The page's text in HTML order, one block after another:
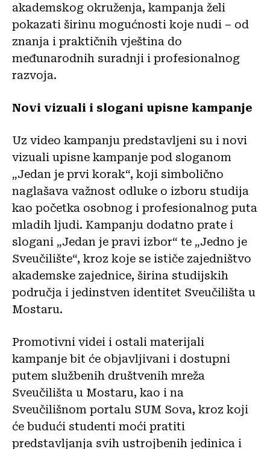
akademskog okruženja, kampanja želi
pokazati širinu mogućnosti koje nudi – od
znanja i praktičnih vještina do
međunarodnih suradnji i profesionalnog
razvoja.
Novi vizuali i slogani upisne kampanje
Uz video kampanju predstavljeni su i novi
vizuali upisne kampanje pod sloganom
„Jedan je prvi korak“, koji simbolično
naglašava važnost odluke o izboru studija
kao početka osobnog i profesionalnog puta
mladih ljudi. Kampanju dodatno prate i
slogani „Jedan je pravi izbor“ te „Jedno je
Sveučilište“, kroz koje se ističe zajedništvo
akademske zajednice, širina studijskih
područja i jedinstven identitet Sveučilišta u
Mostaru.
Promotivni videi i ostali materijali
kampanje bit će objavljivani i dostupni
putem službenih društvenih mreža
Sveučilišta u Mostaru, kao i na
Sveučilišnom portalu SUM Sova, kroz koji
će budući studenti moći pratiti
predstavljanja svih ustrojbenih jedinica i